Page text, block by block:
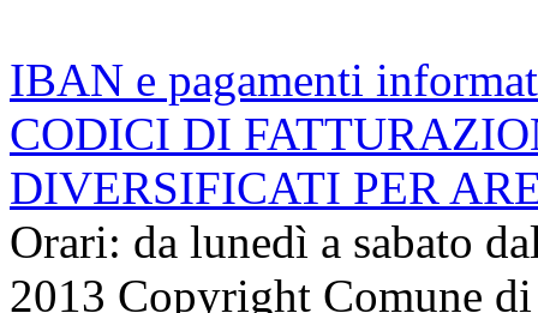
IBAN e pagamenti
CODICI DI
DIVERSIFICATI PER
Orari: da lunedì a sabato
2013 Copyright Comune